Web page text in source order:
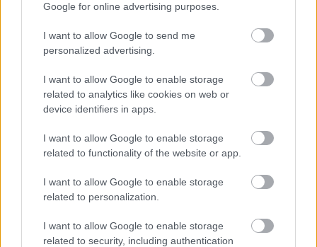
Google for online advertising purposes.
I want to allow Google to send me
personalized advertising.
I want to allow Google to enable storage
related to analytics like cookies on web or
device identifiers in apps.
I want to allow Google to enable storage
related to functionality of the website or app.
I want to allow Google to enable storage
related to personalization.
I want to allow Google to enable storage
related to security, including authentication
Hírlevél feliratkozás
meg e-mail címét: